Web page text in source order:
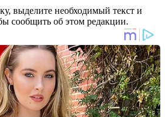
выделите необходимый текст и
сообщить об этом редакции.